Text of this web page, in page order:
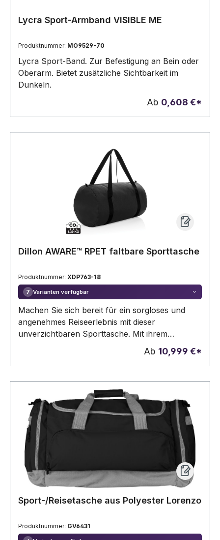
Lycra Sport-Armband VISIBLE ME
Produktnummer: MO9529-70
Lycra Sport-Band. Zur Befestigung an Bein oder
Oberarm. Bietet zusätzliche Sichtbarkeit im
Dunkeln.
Ab 0,608 €*
Dillon AWARE™ RPET faltbare Sporttasche
Produktnummer: XDP763-18
7 Varianten verfügbar
Machen Sie sich bereit für ein sorgloses und
angenehmes Reiseerlebnis mit dieser
unverzichtbaren Sporttasche. Mit ihrem
cleveren, packbaren Design passt diese
Sporttasche problemlos in die integrierte Tasche
und ist damit eine ideale, platzsparende Lösung
für Ihre Reisen. Sie ist federleicht und wiegt nur
wenige Gramm, so dass Sie alles Notwendige
einpacken können, ohne Ihr Gepäck zusätzlich
zu belasten. Hergestellt aus 100% recyceltem
Polyester, das mit dem AWARE™-Tracer
versehen ist. 2% des Erlöses jedes verkauften
Aware™-Produkts werden an Water. org
gespendet. PVC-frei.
Ab 10,999 €*
Sport-/Reisetasche aus Polyester Lorenzo
Produktnummer: GV6431